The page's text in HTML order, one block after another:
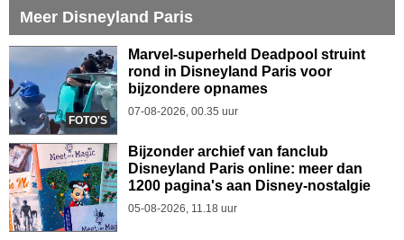
Meer Disneyland Paris
FOTO'S
Marvel-superheld Deadpool struint
rond in Disneyland Paris voor
bijzondere opnames
07-08-2026, 00.35 uur
Bijzonder archief van fanclub
Disneyland Paris online: meer dan
1200 pagina's aan Disney-nostalgie
05-08-2026, 11.18 uur